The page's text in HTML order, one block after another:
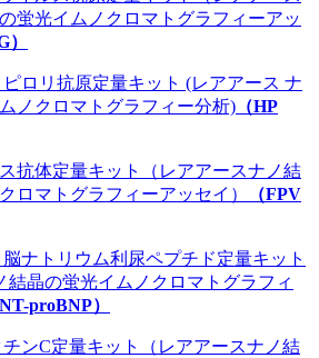
蛍光イムノクロマトグラフィーアッ
）
ロリ抗原定量キット (レアアース ナ
ノクロマトグラフィー分析) （HP
抗体定量キット（レアアースナノ結
ロマトグラフィーアッセイ）
（FPV
ナトリウム利尿ペプチド定量キット
結晶の蛍光イムノクロマトグラフィ
proBNP）
ンC定量キット（レアアースナノ結